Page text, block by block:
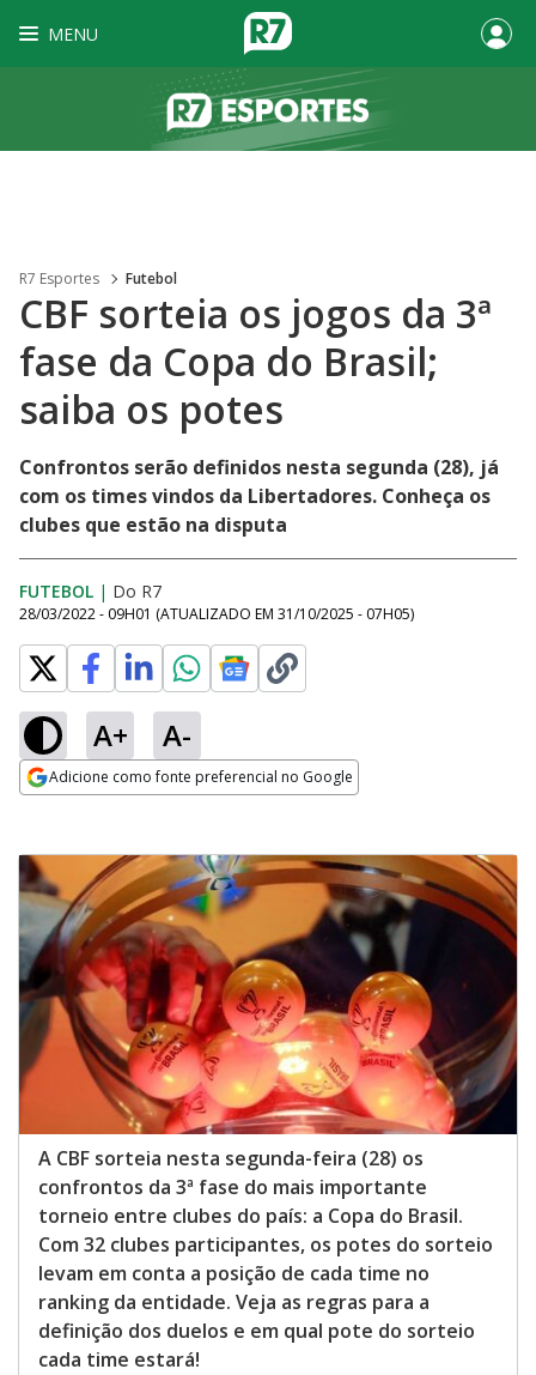
MENU
R7 Esportes Futebol
CBF sorteia os jogos da 3ª
fase da Copa do Brasil;
saiba os potes
Confrontos serão definidos nesta segunda (28), já
com os times vindos da Libertadores. Conheça os
clubes que estão na disputa
FUTEBOL | Do R7
28/03/2022 - 09H01 (ATUALIZADO EM 31/10/2025 - 07H05)
A+ A-
Adicione como fonte preferencial no Google
A CBF sorteia nesta segunda-feira (28) os
confrontos da 3ª fase do mais importante
torneio entre clubes do país: a Copa do Brasil.
Com 32 clubes participantes, os potes do sorteio
levam em conta a posição de cada time no
ranking da entidade. Veja as regras para a
definição dos duelos e em qual pote do sorteio
cada time estará!